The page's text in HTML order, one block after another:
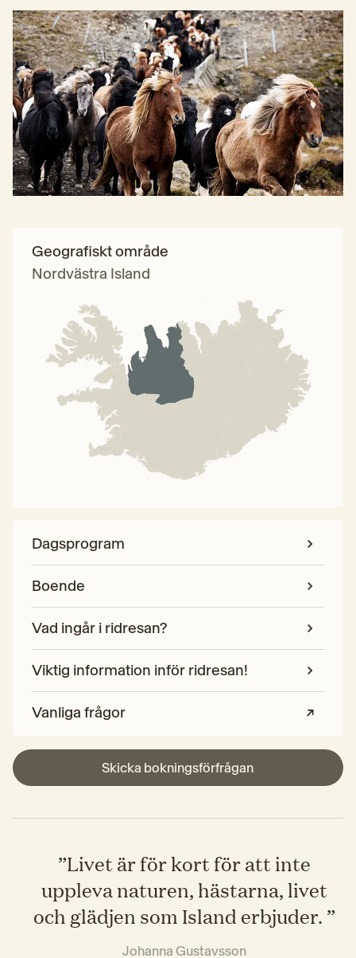
Geografiskt område
Nordvästra Island
Dagsprogram
Boende
Vad ingår i ridresan?
Viktig information inför ridresan!
Vanliga frågor
Skicka bokningsförfrågan
”Livet är för kort för att inte
uppleva naturen, hästarna, livet
och glädjen som Island erbjuder. ”
Johanna Gustavsson